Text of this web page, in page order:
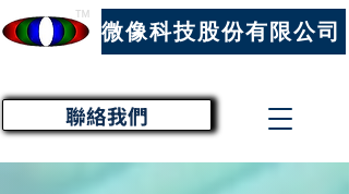
聯絡我們
微像科技股份有限公司
™